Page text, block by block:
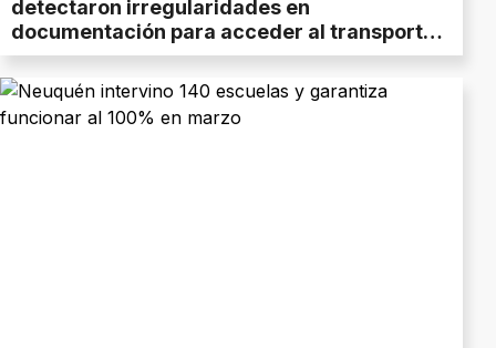
detectaron irregularidades en
documentación para acceder al transporte
escolar en Los Miches